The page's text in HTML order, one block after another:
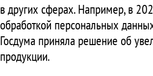
в других сферах. Например, в
обработкой персональных
Госдума приняла решение об
продукции.